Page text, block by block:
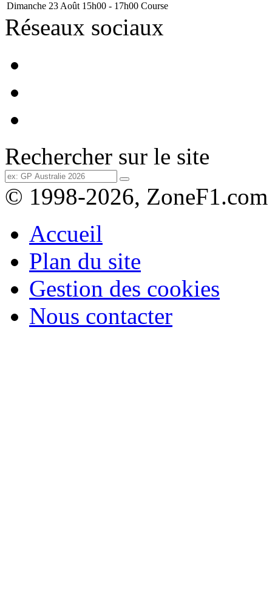
Dimanche 23 Août 15h00 - 17h00 Course
Réseaux sociaux
Rechercher sur le site
© 1998-2026, ZoneF1.com
Accueil
Plan du site
Gestion des cookies
Nous contacter